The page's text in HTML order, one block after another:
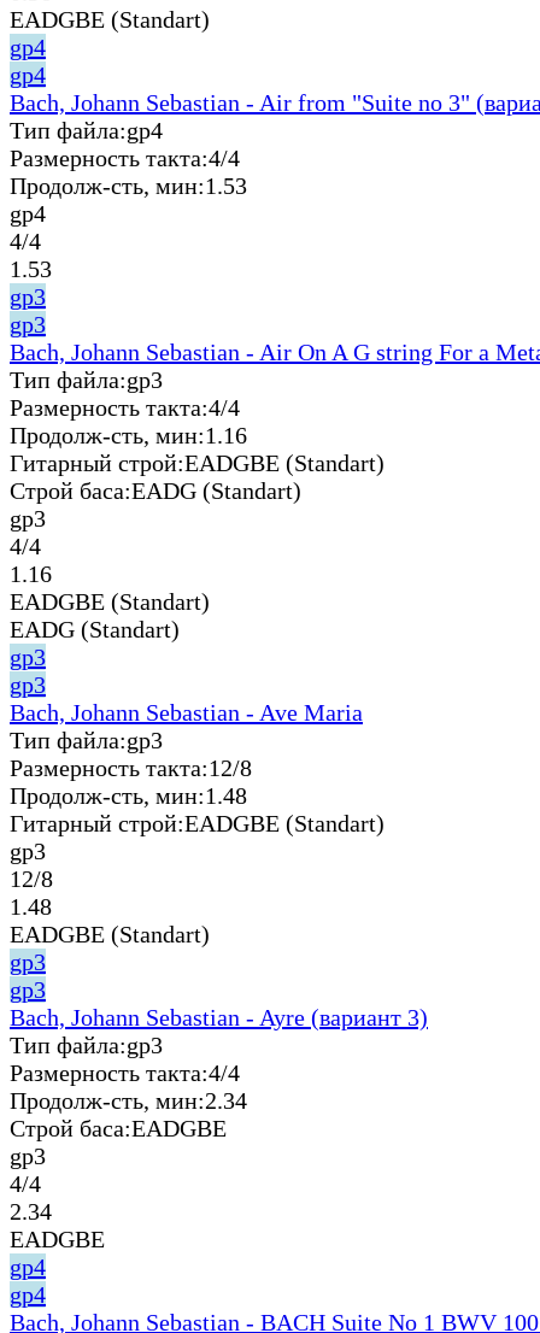
EADGBE (Standart)
gp4
gp4
Bach, Johann Sebastian - Air from "Suite no 3"
Тип файла:gp4
Размерность такта:4/4
Продолж-сть, мин:1.53
gp4
4/4
1.53
gp3
gp3
Bach, Johann Sebastian - Air On A G string For a
Тип файла:gp3
Размерность такта:4/4
Продолж-сть, мин:1.16
Гитарный строй:EADGBE (Standart)
Строй баса:EADG (Standart)
gp3
4/4
1.16
EADGBE (Standart)
EADG (Standart)
gp3
gp3
Bach, Johann Sebastian - Ave Maria
Тип файла:gp3
Размерность такта:12/8
Продолж-сть, мин:1.48
Гитарный строй:EADGBE (Standart)
gp3
12/8
1.48
EADGBE (Standart)
gp3
gp3
Bach, Johann Sebastian - Ayre (вариант 3)
Тип файла:gp3
Размерность такта:4/4
Продолж-сть, мин:2.34
Строй баса:EADGBE
gp3
4/4
2.34
EADGBE
gp4
gp4
Bach, Johann Sebastian - BACH Suite No 1 BWV